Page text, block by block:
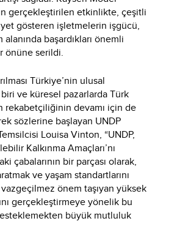
gerçekleştirilen etkinlikte, çeşitli
gösteren işletmelerin işgücü,
başardıkları önemli
önüne serildi.
Türkiye’nin ulusal
ve küresel pazarlarda Türk
rekabetçiliğinin devamı için de
sözlerine başlayan UNDP
Louisa Vinton, “UNDP,
Kalkınma Amaçları’nı
çabalarının bir parçası olarak,
ve yaşam standartlarını
önem taşıyan yüksek
gerçekleştirmeye yönelik bu
büyük mutluluk